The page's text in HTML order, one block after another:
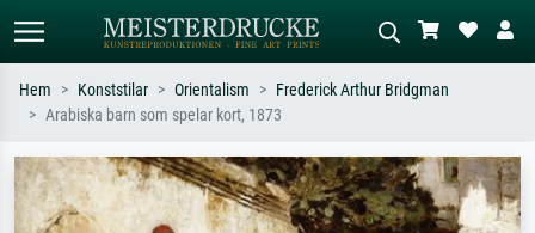
Sök efter konstnär, titel eller stil –
t.ex. Monet, Stjärnenatt,
impressionism, Hokusai-våg, naken.
Beskriv scenen – t.ex. grön äng,
abstrakt med mycket rött, mörk
oljemålning, stående naken bredvid ett
Hem Konststilar Orientalism
Frederick Arthur Bridgman
Arabiska barn som spelar kort, 1873